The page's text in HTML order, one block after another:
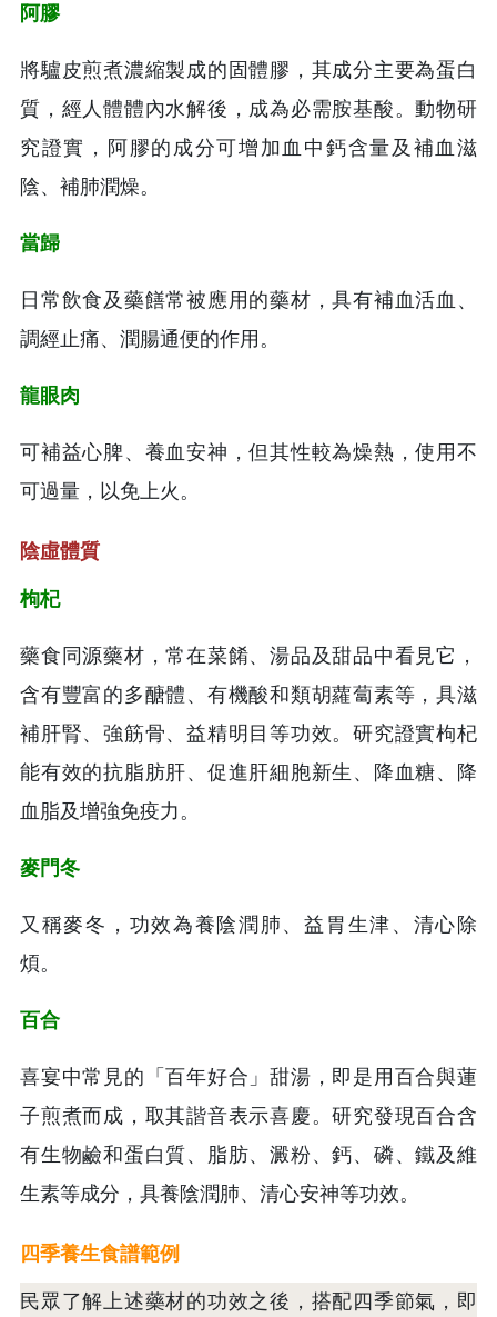
阿膠
將驢皮煎煮濃縮製成的固體膠，其成分主要為蛋白
質，經人體體內水解後，成為必需胺基酸。動物研
究證實，阿膠的成分可增加血中鈣含量及補血滋
陰、補肺潤燥。
當歸
日常飲食及藥饍常被應用的藥材，具有補血活血、
調經止痛、潤腸通便的作用。
龍眼肉
可補益心脾、養血安神，但其性較為燥熱，使用不
可過量，以免上火。
陰虛體質
枸杞
藥食同源藥材，常在菜餚、湯品及甜品中看見它，
含有豐富的多醣體、有機酸和類胡蘿蔔素等，具滋
補肝腎、強筋骨、益精明目等功效。研究證實枸杞
能有效的抗脂肪肝、促進肝細胞新生、降血糖、降
血脂及增強免疫力。
麥門冬
又稱麥冬，功效為養陰潤肺、益胃生津、清心除
煩。
百合
喜宴中常見的「百年好合」甜湯，即是用百合與蓮
子煎煮而成，取其諧音表示喜慶。研究發現百合含
有生物鹼和蛋白質、脂肪、澱粉、鈣、磷、鐵及維
生素等成分，具養陰潤肺、清心安神等功效。
四季養生食譜範例
民眾了解上述藥材的功效之後，搭配四季節氣，即